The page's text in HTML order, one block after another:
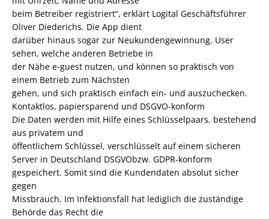
beim Betreiber registriert“, erklärt Logital Geschäftsführer
Oliver Diederichs. Die App dient
darüber hinaus sogar zur Neukundengewinnung. User
sehen, welche anderen Betriebe in
der Nähe e-guest nutzen, und können so praktisch von
einem Betrieb zum Nächsten
gehen, und sich praktisch einfach ein- und auszuchecken.
Kontaktlos, papiersparend und DSGVO-konform
Die Daten werden mit Hilfe eines Schlüsselpaars, bestehend
aus privatem und
öffentlichem Schlüssel, verschlüsselt auf einem sicheren
Server in Deutschland DSGVObzw. GDPR-konform
gespeichert. Somit sind die Kundendaten absolut sicher
gegen
Missbrauch. Im Infektionsfall hat lediglich die zuständige
Behörde das Recht die